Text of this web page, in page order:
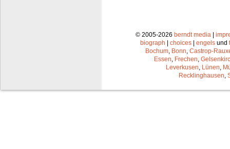
© 2005-2026 berndt media |
biograph | choices | engels und
Bochum Bonn Castrop-
Essen Frechen
Leverkusen Lünen
Recklinghausen